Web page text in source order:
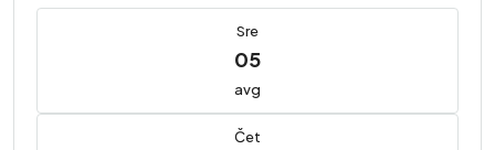
Sre
05
avg
Čet